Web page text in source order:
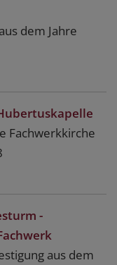
dem Jahre
Fachwerkkirche
-
aus dem